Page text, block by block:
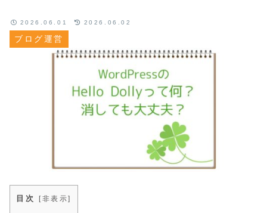
ブログ運営
2026.06.01 2026.06.02
目次 [非表示]